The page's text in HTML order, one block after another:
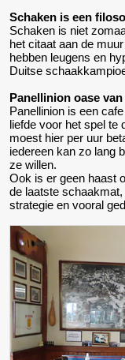
Schaken is een
Schaken is niet
het citaat aan de
hebben leugens en
Duitse
Panellinion oase
Panellinion is een
liefde voor het spel te
moest hier per uur
iedereen kan zo lang
ze willen.
Ook is er geen haast
de laatste
strategie en vooral